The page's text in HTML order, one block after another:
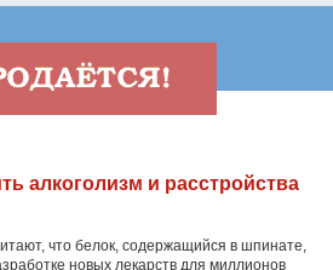
алкоголизм и расстройства
что белок, содержащийся в шпинате,
новых лекарств для миллионов